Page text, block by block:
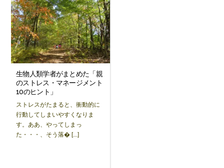
生物人類学者がまとめた「親
のストレス・マネージメント
10のヒント」
ストレスがたまると、衝動的に
行動してしまいやすくなりま
す。ああ、やってしまっ
た・・・、そう落� [...]